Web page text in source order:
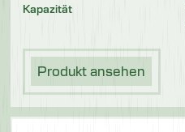
Kapazität
Produkt ansehen